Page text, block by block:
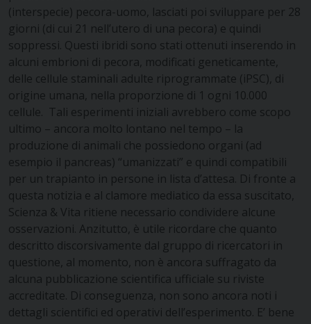
(interspecie) pecora-uomo, lasciati poi sviluppare per 28
giorni (di cui 21 nell’utero di una pecora) e quindi
soppressi. Questi ibridi sono stati ottenuti inserendo in
alcuni embrioni di pecora, modificati geneticamente,
delle cellule staminali adulte riprogrammate (iPSC), di
origine umana, nella proporzione di 1 ogni 10.000
cellule. Tali esperimenti iniziali avrebbero come scopo
ultimo – ancora molto lontano nel tempo – la
produzione di animali che possiedono organi (ad
esempio il pancreas) “umanizzati” e quindi compatibili
per un trapianto in persone in lista d’attesa. Di fronte a
questa notizia e al clamore mediatico da essa suscitato,
Scienza & Vita ritiene necessario condividere alcune
osservazioni. Anzitutto, è utile ricordare che quanto
descritto discorsivamente dal gruppo di ricercatori in
questione, al momento, non è ancora suffragato da
alcuna pubblicazione scientifica ufficiale su riviste
accreditate. Di conseguenza, non sono ancora noti i
dettagli scientifici ed operativi dell’esperimento. E’ bene